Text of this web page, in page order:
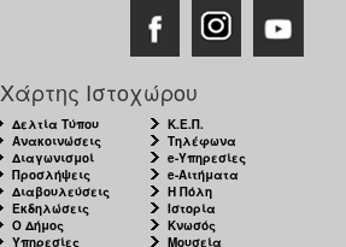
Χάρτης Ιστοχώρου
Δελτία Τύπου
Ανακοινώσεις
Διαγωνισμοί
Προσλήψεις
Διαβουλεύσεις
Εκδηλώσεις
Ο Δήμος
Υπηρεσίες
Κ.Ε.Π.
Τηλέφωνα
e-Υπηρεσίες
e-Αιτήματα
Η Πόλη
Ιστορία
Κνωσός
Μουσεία